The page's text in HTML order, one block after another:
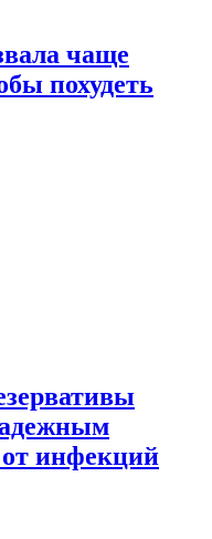
чаще
похудеть
инфекций